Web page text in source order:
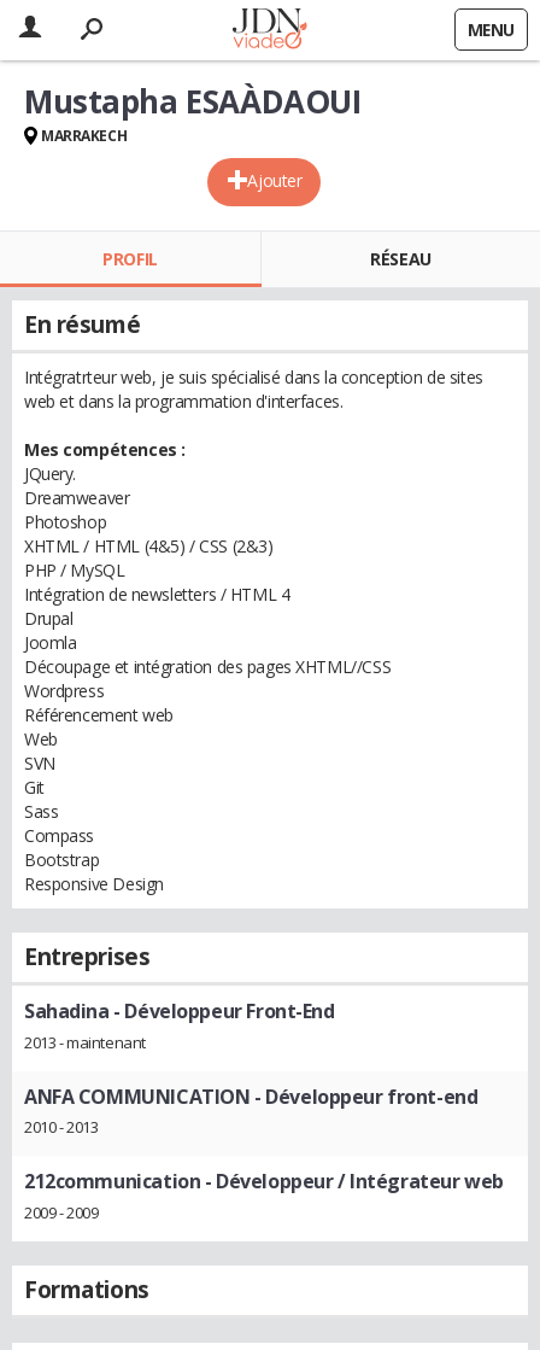
MENU
Ajouter
Mustapha ESAÀDAOUI
MARRAKECH
PROFIL RÉSEAU
En résumé
Intégratrteur web, je suis spécialisé dans la conception de sites
web et dans la programmation d'interfaces.
Mes compétences :
JQuery.
Dreamweaver
Photoshop
XHTML / HTML (4&5) / CSS (2&3)
PHP / MySQL
Intégration de newsletters / HTML 4
Drupal
Joomla
Découpage et intégration des pages XHTML//CSS
Wordpress
Référencement web
Web
SVN
Git
Sass
Compass
Bootstrap
Responsive Design
Entreprises
Sahadina - Développeur Front-End
2013 - maintenant
ANFA COMMUNICATION - Développeur front-end
2010 - 2013
212communication - Développeur / Intégrateur web
2009 - 2009
Formations